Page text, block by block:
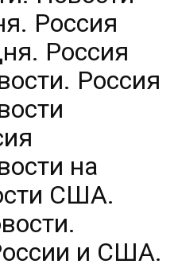
Россия
Россия
Россия
на
США.
и США.